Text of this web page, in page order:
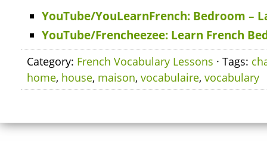
YouTube/YouLearnFrench: Bedroom –
YouTube/Frencheezee: Learn French
Category: French Vocabulary Lessons · Tags:
home, house, maison, vocabulaire, vocabulary